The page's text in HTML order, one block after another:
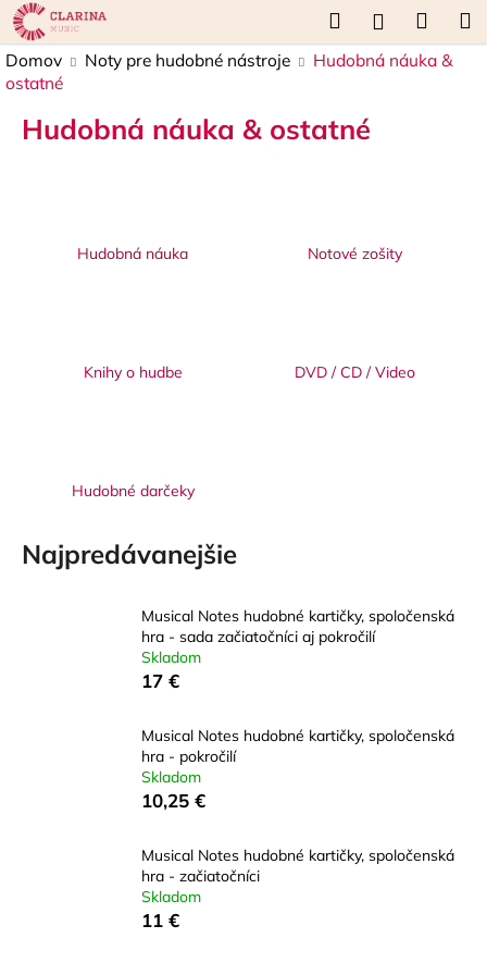
Prejsť
na
obsah
Hľadať
košík
Domov Noty pre hudobné nástroje
Hudobná náuka &
ostatné
Hudobná náuka & ostatné
Hudobná náuka Notové zošity
Knihy o hudbe DVD / CD / Video
Hudobné darčeky
Najpredávanejšie
Musical Notes hudobné kartičky, spoločenská
hra - sada začiatočníci aj pokročilí
Skladom
17 €
Musical Notes hudobné kartičky, spoločenská
hra - pokročilí
Skladom
10,25 €
Musical Notes hudobné kartičky, spoločenská
hra - začiatočníci
Skladom
11 €
K
o
š
Späť
Späť
Č
o
j
s
HĽADAŤ